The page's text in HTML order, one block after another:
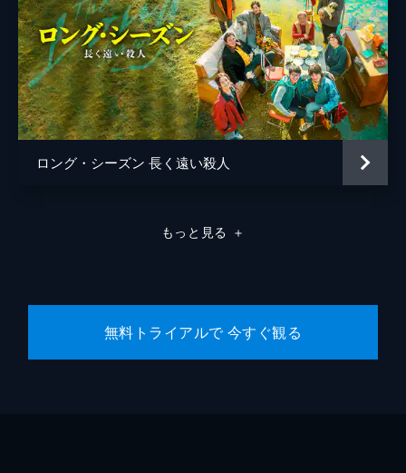
彼の尾行を始めるが...。
41分
第8話 身勝手
現実に絶望し自殺を図った鎮元。だが目を覚
ますとそこは公園のベンチで、彼の横には一
永が座っていた。一永は鎮元にあることを話
し始める。事件が一段落した頃、一永は黒い
煙をまとった老女の夢を見るようになる。
みがあった。それは、毎晩路上から一永の部
人形が飾られている店を発見する。
ロング・シーズン 長く遠い殺人
もっと見る ＋
無料トライアルで 今すぐ観る